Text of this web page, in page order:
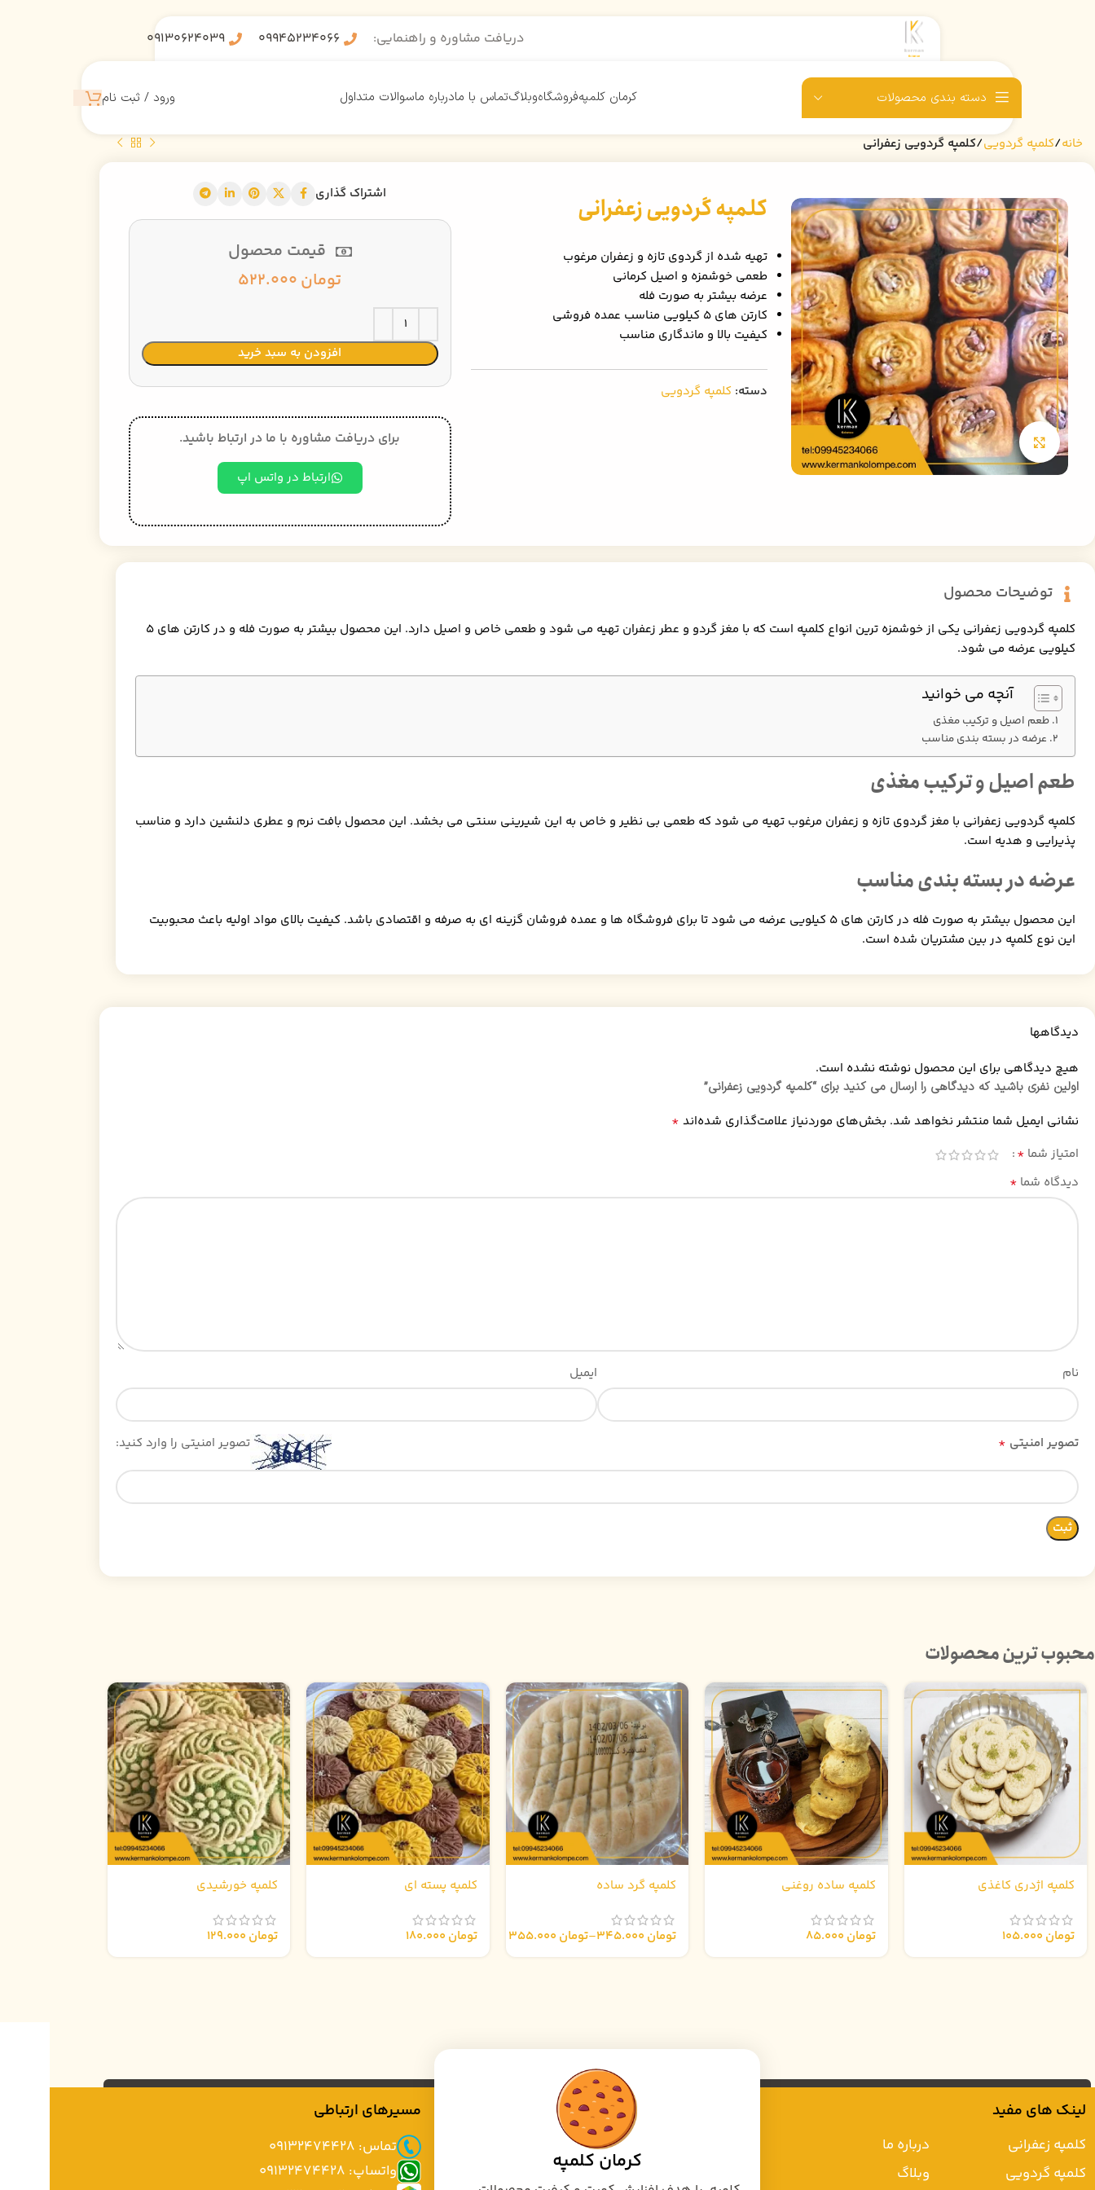
دریافت مشاوره و راهنمایی: 09945234066
09130624039
دسته بندی محصولات کرمان کلمپهفروشگاهوبلاگتماس با مادرباره ماسوالات متداول ورود / ثبت نام
خانه کلمپه گردویی کلمپه گردویی زعفرانی
بزرگنمایی تصویر
کلمپه گردویی زعفرانی
تهیه شده از گردوی تازه و زعفران مرغوب
طعمی خوشمزه و اصیل کرمانی
عرضه بیشتر به صورت فله
کارتن های ۵ کیلویی مناسب عمده فروشی
کیفیت بالا و ماندگاری مناسب
دسته: کلمپه گردویی
اشتراک گذاری
قیمت محصول
تومان
افزودن به سبد خرید
برای دریافت مشاوره با ما در ارتباط باشید.
ارتباط در واتس اپ
توضیحات محصول
کلمپه گردویی زعفرانی یکی از خوشمزه ترین انواع کلمپه است که با مغز گردو و عطر زعفران تهیه می شود و طعمی خاص و اصیل دارد. این محصول بیشتر به صورت فله و در کارتن های ۵
کیلویی عرضه می شود.
آنچه می خوانید
طعم اصیل و ترکیب مغذی
عرضه در بسته بندی مناسب
طعم اصیل و ترکیب مغذی
کلمپه گردویی زعفرانی با مغز گردوی تازه و زعفران مرغوب تهیه می شود که طعمی بی نظیر و خاص به این شیرینی سنتی می بخشد. این محصول بافت نرم و عطری دلنشین دارد و مناسب
پذیرایی و هدیه است.
عرضه در بسته بندی مناسب
این محصول بیشتر به صورت فله در کارتن های ۵ کیلویی عرضه می شود تا برای فروشگاه ها و عمده فروشان گزینه ای به صرفه و اقتصادی باشد. کیفیت بالای مواد اولیه باعث محبوبیت
این نوع کلمپه در بین مشتریان شده است.
دیدگاهها
هیچ دیدگاهی برای این محصول نوشته نشده است.
اولین نفری باشید که دیدگاهی را ارسال می کنید برای “کلمپه گردویی زعفرانی”
نشانی ایمیل شما منتشر نخواهد شد. بخش‌های موردنیاز علامت‌گذاری شده‌اند *
امتیاز شما *
دیدگاه شما *
نام ایمیل
تصویر امنیتی * تصویر امنیتی را وارد کنید:
محبوب ترین محصولات
کلمپه اژدری کاغذی
تومان
کلمپه ساده روغنی
تومان
کلمپه گرد ساده
تومان –تومان
کلمپه پسته ای
تومان
کلمپه خورشیدی
تومان
لینک های مفید
کلمپه زعفرانی
کلمپه گردویی
درباره ما
وبلاگ
کرمان کلمپه
مسیرهای ارتباطی
تماس: 09132474428
واتساپ: 09132474428